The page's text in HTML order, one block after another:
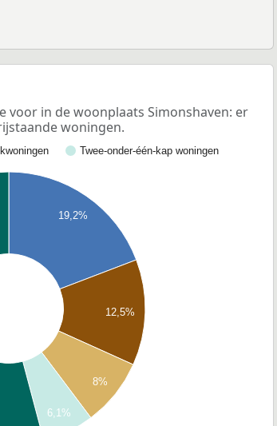
in de woonplaats Simonshaven: er
woningen.
Twee-onder-één-kap woningen
19,2%
12,5%
8%
6,1%